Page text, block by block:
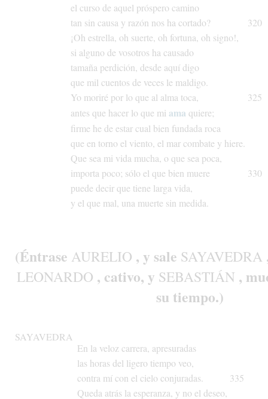
el curso de aquel próspero camino
tan sin causa y razón nos hacortado?
320
¡Oh estrella, oh suerte, oh fortuna, oh signo!,
si alguno de vosotros hacausado
tamaña perdición, desde aquí digo
que mil cuentos de veces le maldigo.
Yo moriré por lo que al alma toca,
325
antes que hacer lo que mi ama quiere;
firme he de estarcual bien fundada roca
que en torno el viento, el marcombate y hiere.
Que sea mi vida mucha, o que sea poca,
importa poco; sólo el que bien muere
330
puede decirque tiene larga vida,
y el que mal, una muerte sin medida.
(Éntrase AURELIO , y sale SAYAVEDRA
LEONARDO , cativo, y SEBASTIÁN ,
su tiempo.)
SAYAVEDRA
En la veloz carrera, apresuradas
las horas del ligero tiempo veo,
contra mícon el cielo conjuradas.
335
Queda atrás laesperanza, y no el deseo,